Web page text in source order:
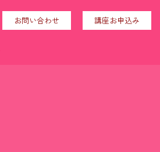
お問い合わせ 講座お申込み